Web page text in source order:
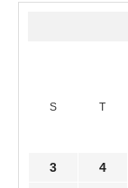
S T
3 4